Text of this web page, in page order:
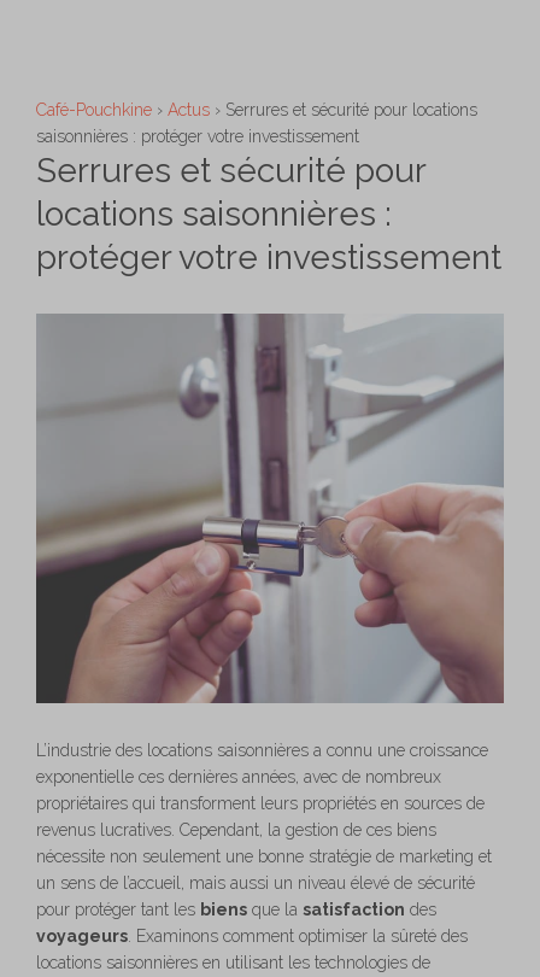
Café-Pouchkine › Actus › Serrures et sécurité pour locations
saisonnières : protéger votre investissement
Serrures et sécurité pour
locations saisonnières :
protéger votre investissement
L’industrie des locations saisonnières a connu une croissance
exponentielle ces dernières années, avec de nombreux
propriétaires qui transforment leurs propriétés en sources de
revenus lucratives. Cependant, la gestion de ces biens
nécessite non seulement une bonne stratégie de marketing et
un sens de l’accueil, mais aussi un niveau élevé de sécurité
pour protéger tant les biens que la satisfaction des
voyageurs. Examinons comment optimiser la sûreté des
locations saisonnières en utilisant les technologies de